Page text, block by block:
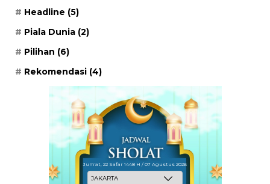
Headline (5)
Piala Dunia (2)
Pilihan (6)
Rekomendasi (4)
Jum'at, 22 Safar 1448 H / 07 Agustus 2026